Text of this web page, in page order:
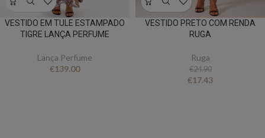
VESTIDO EM TULE ESTAMPADO
TIGRE LANÇA PERFUME
Lança Perfume
€139.00
VESTIDO PRETO COM RENDA
RUGA
Ruga
€24.90
€17.43